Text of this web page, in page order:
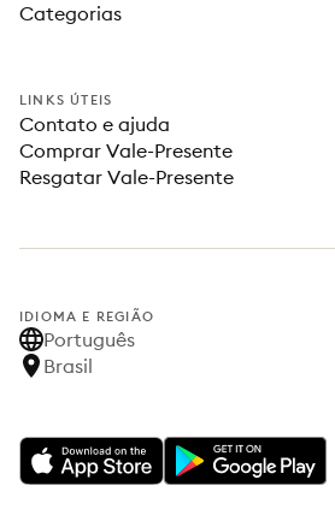
Categorias
LINKS ÚTEIS
Contato e ajuda
Comprar Vale-Presente
Resgatar Vale-Presente
IDIOMA E REGIÃO
Português
Brasil